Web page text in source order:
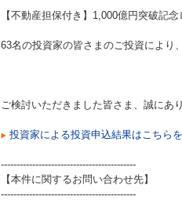
【不動産担保付き】1,000億円突破記
63名の投資家の皆さまのご投資により
ご検討いただきました皆さま、誠にあ
投資家による投資申込結果はこちらを
-------------------------------------------
【本件に関するお問い合わせ先】
-------------------------------------------